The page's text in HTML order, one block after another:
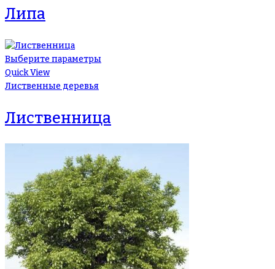
Липа
Выберите параметры
Quick View
Лиственные деревья
Лиственница